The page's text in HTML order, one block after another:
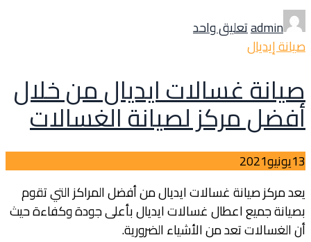
Author
adminتعليق واحدصيانة
بوينت
من
خلال
أفضل
مركز
صيانة
غسالات
Categories
صيانة إيديال
صيانة غسالات ايديال من خلال
أفضل مركز لصيانة الغسالات
13يونيو2021
يعد مركز صيانة غسالات ايديال من أفضل المراكز التي تقوم
بصيانة جميع اعطال غسالات ايديال بأعلى جودة وكفاءة حيث
أن الغسالات تعد من الأشياء الضرورية.